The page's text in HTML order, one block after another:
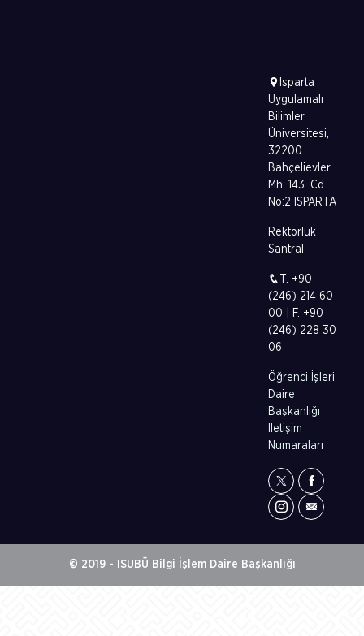
Isparta
Uygulamalı
Bilimler
Üniversitesi,
32200
Bahçelievler
Mh. 143. Cd.
No:2 ISPARTA
Rektörlük
Santral
T. +90
(246) 214 60
00 | F. +90
(246) 228 30
06
Öğrenci İşleri
Daire
Başkanlığı
İletişim
Numaraları
© 2019 - ISUBÜ Bilgi İşlem Daire Başkanlığı